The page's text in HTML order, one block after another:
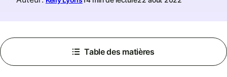
Table des matières